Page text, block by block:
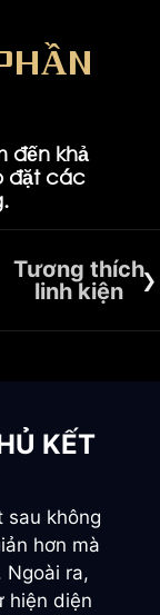
đến khả
đặt các
Tương thích
linh kiện
KẾT
sau không
hơn mà
Ngoài ra,
hiện diện
KIỆN
ĐỒ